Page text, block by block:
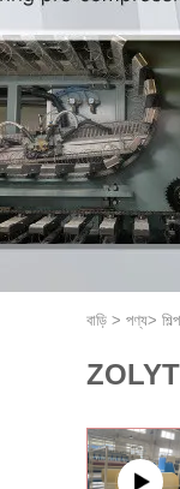
বাড়ি > পণ্য>